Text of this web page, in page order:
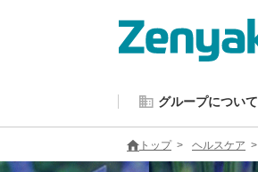
グループについて
トップ ヘルスケア